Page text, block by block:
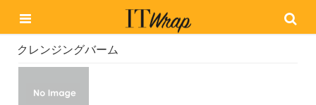
クレンジングバーム